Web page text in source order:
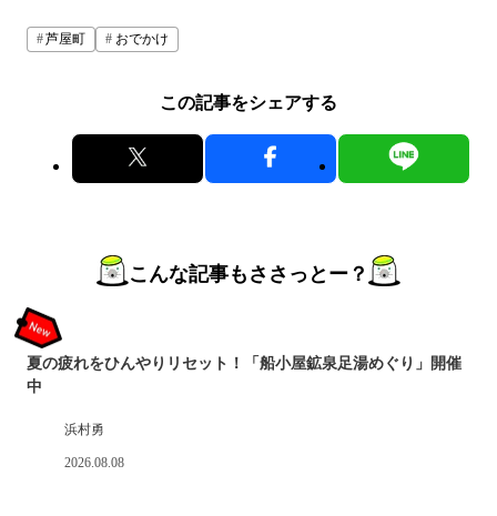
芦屋町 おでかけ
この記事をシェアする
こんな記事もささっとー？
夏の疲れをひんやりリセット！「船小屋鉱泉足湯めぐり」開催
中
浜村勇
2026.08.08